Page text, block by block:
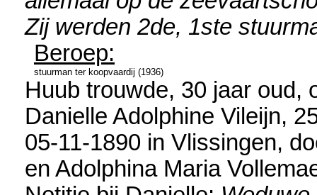
Zij werden 2de, 1ste
Beroep:
stuurman ter koopvaardij (1936)
Huub trouwde, 30 jaar oud,
Danielle Adolphine Vileijn,
05-11-1890 in Vlissingen,
en Adolphina Maria